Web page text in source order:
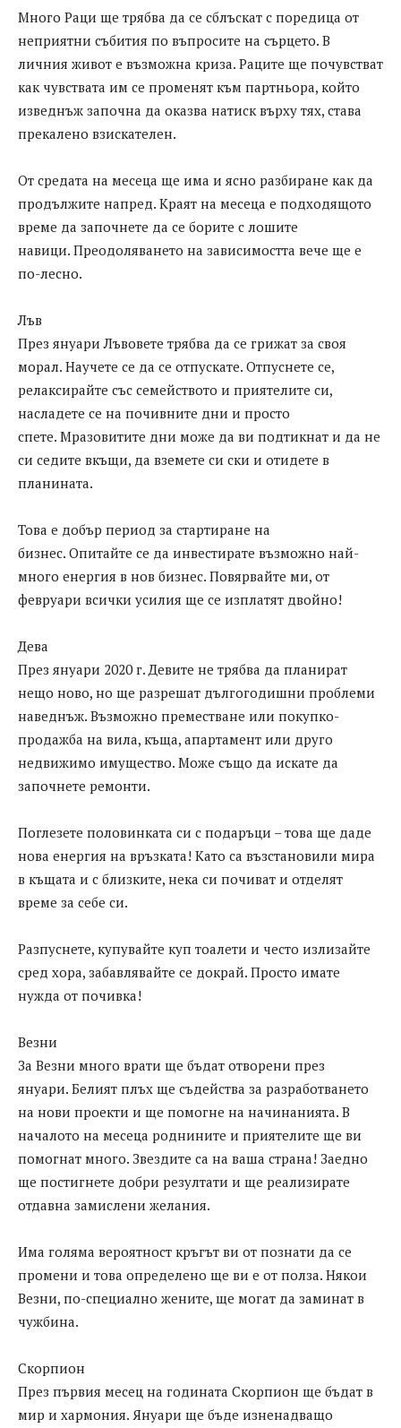
Много Раци ще трябва да се сблъскат с поредица от
неприятни събития по въпросите на сърцето. В
личния живот е възможна криза. Раците ще почувстват
как чувствата им се променят към партньора, който
изведнъж започна да оказва натиск върху тях, става
прекалено взискателен.
От средата на месеца ще има и ясно разбиране как да
продължите напред. Краят на месеца е подходящото
време да започнете да се борите с лошите
навици. Преодоляването на зависимостта вече ще е
по-лесно.
Лъв
През януари Лъвовете трябва да се грижат за своя
морал. Научете се да се отпускате. Отпуснете се,
релаксирайте със семейството и приятелите си,
насладете се на почивните дни и просто
спете. Мразовитите дни може да ви подтикнат и да не
си седите вкъщи, да вземете си ски и отидете в
планината.
Това е добър период за стартиране на
бизнес. Опитайте се да инвестирате възможно най-
много енергия в нов бизнес. Повярвайте ми, от
февруари всички усилия ще се изплатят двойно!
Дева
През януари 2020 г. Девите не трябва да планират
нещо ново, но ще разрешат дългогодишни проблеми
наведнъж. Възможно преместване или покупко-
продажба на вила, къща, апартамент или друго
недвижимо имущество. Може също да искате да
започнете ремонти.
Поглезете половинката си с подаръци – това ще даде
нова енергия на връзката! Като са възстановили мира
в къщата и с близките, нека си почиват и отделят
време за себе си.
Разпуснете, купувайте куп тоалети и често излизайте
сред хора, забавлявайте се докрай. Просто имате
нужда от почивка!
Везни
За Везни много врати ще бъдат отворени през
януари. Белият плъх ще съдейства за разработването
на нови проекти и ще помогне на начинанията. В
началото на месеца роднините и приятелите ще ви
помогнат много. Звездите са на ваша страна! Заедно
ще постигнете добри резултати и ще реализирате
отдавна замислени желания.
Има голяма вероятност кръгът ви от познати да се
промени и това определено ще ви е от полза. Някои
Везни, по-специално жените, ще могат да заминат в
чужбина.
Скорпион
През първия месец на годината Скорпион ще бъдат в
мир и хармония. Януари ще бъде изненадващо